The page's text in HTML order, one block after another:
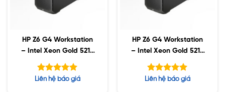
HP Z6 G4 Workstation
– Intel Xeon Gold 5218
/ 64GB ECC / 2TB SSD
/ 6TB SATA / Nvidia
RTX5000 16GB
Được xếp
Liên hệ báo giá
HP Z6 G4 Workstation
– Intel Xeon Gold 5218
/ 64GB ECC / 2TB SSD
/ 6TB SATA / Nvidia
RTX4000 8GB
Được xếp
Liên hệ báo giá